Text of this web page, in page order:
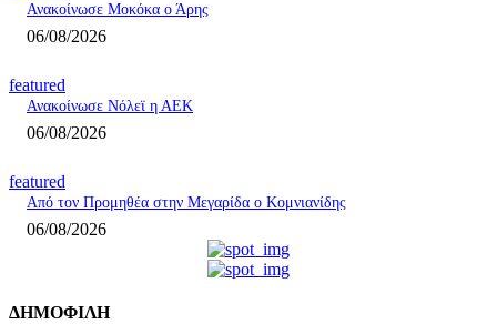
Ανακοίνωσε Μοκόκα ο Άρης
06/08/2026
featured
Ανακοίνωσε Νόλεϊ η ΑΕΚ
06/08/2026
featured
Από τον Προμηθέα στην Μεγαρίδα ο Κομνιανίδης
06/08/2026
ΔΗΜΟΦΙΛΗ